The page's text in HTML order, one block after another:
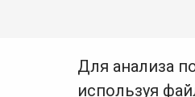
Для анализа
используя